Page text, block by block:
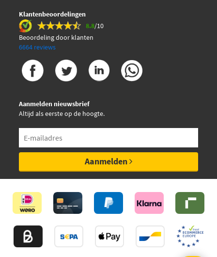
Klantenbeoordelingen
8.8/10
Beoordeling door klanten
6664 reviews
Aanmelden nieuwsbrief
Altijd als eerste op de hoogte.
Aanmelden